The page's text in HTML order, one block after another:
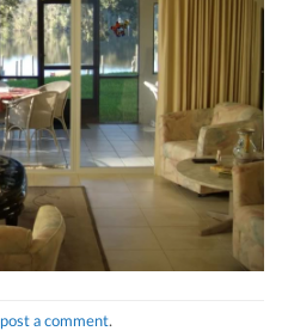
post a comment.